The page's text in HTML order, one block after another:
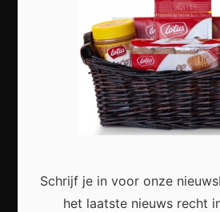
Slimme Digitalisering voor
Meer Efficiëntie en Groei
Schrijf je in voor onze
het laatste nieuws recht